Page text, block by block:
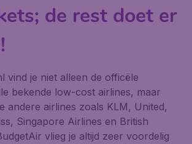
de rest doet er
vind je niet alleen de officële
bekende low-cost airlines, maar
andere airlines zoals KLM, United,
Singapore Airlines en British
vlieg je altijd zeer voordelig